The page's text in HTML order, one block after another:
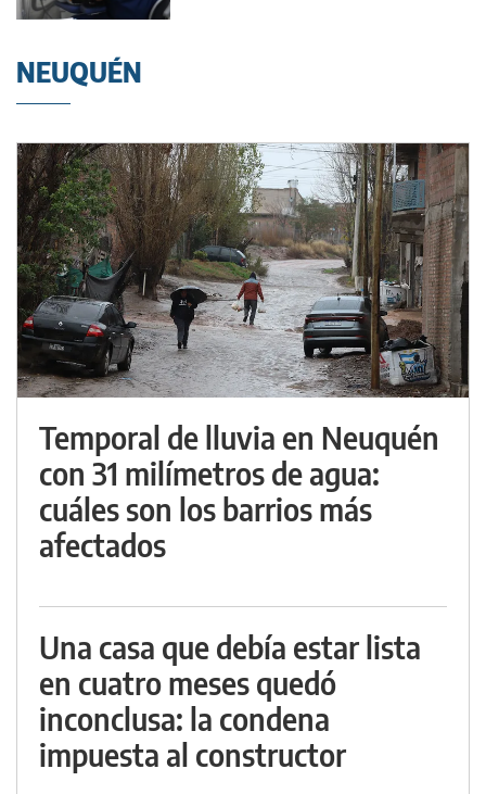
NEUQUÉN
Temporal de lluvia en Neuquén
con 31 milímetros de agua:
cuáles son los barrios más
afectados
Una casa que debía estar lista
en cuatro meses quedó
inconclusa: la condena
impuesta al constructor